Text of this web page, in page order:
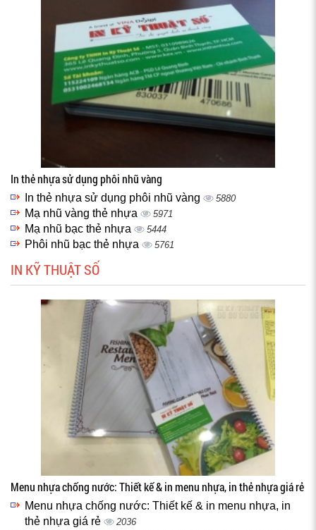
In thẻ nhựa sử dụng phôi nhũ vàng
In thẻ nhựa sử dụng phôi nhũ vàng 5880
Mạ nhũ vàng thẻ nhựa 5971
Mạ nhũ bạc thẻ nhựa 5444
Phôi nhũ bạc thẻ nhựa 5761
IN KỸ THUẬT SỐ
Menu nhựa chống nước: Thiết kế & in menu nhựa, in thẻ nhựa giá rẻ
Menu nhựa chống nước: Thiết kế & in menu nhựa, in
thẻ nhựa giá rẻ
2036